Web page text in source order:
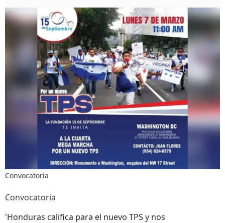
Convocatoria
Convocatoria
'Honduras califica para el nuevo TPS y nos